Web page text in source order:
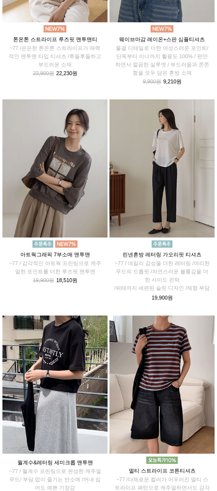
톤온톤 스트라이프 루즈핏 맨투맨티
~77 /은은한 톤온톤 스트라이프가 매력
적인 맨투맨 타입 티셔츠 /후들후들하고
부드러운 소재
23,900원 22,230원
웨이브마감 레이온+스판 심플티셔츠
물결 디테일로 더한 여성스러운 포인트/
단독부터 이너까지 활용도 100% / 편안
하면서 깔끔한 실루엣 / 부드러움과 쫀쫀
함을 모두 담은 혼방 소재
9,900원 9,210원
아트웍그래픽 7부소매 맨투맨
~77 / 감각적인 아트웍 프린팅으로 캐주
얼한 포인트를 더한 루즈핏 맨투맨
19,900원 18,510원
린넨혼방 레터링 가오리핏 티셔츠
~77 / 데일리 감성을 더한 레터링 /여리한
무드의 드롭핏 /자연스러운 볼륨감을 더
한 사이드 핀턱
/뒤태까지 세련된 슬릿 디자인 /체형 부담
없는 가오리 루즈핏
19,900원
월계수&레터링 세미크롭 맨투맨
~77 / 월계수 프린팅으로 완성한 캐주얼
무드/ 부담 없이 즐기는 반소매 /꺼내 입
어도 예쁜 기장감
멀티 스트라이프 코튼티셔츠
~77 /다채로운 컬러가 어우러진 멀티 스
트라이프 패턴으로 캐주얼하면서도 감각